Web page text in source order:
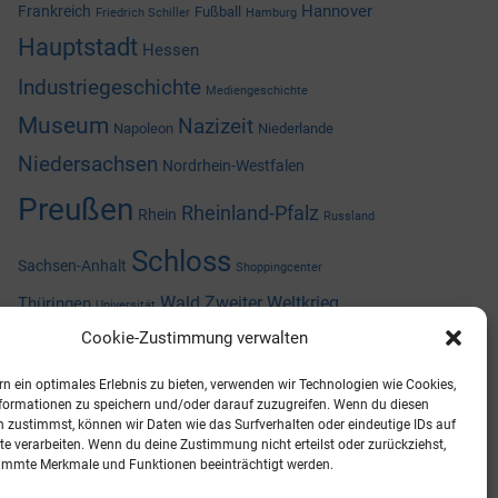
Cookie-Zustimmung verwalten
ein optimales Erlebnis zu bieten, verwenden wir Technologien wie Cookies,
zu speichern und/oder darauf zuzugreifen. Wenn du diesen
zustimmst, können wir Daten wie das Surfverhalten oder eindeutige IDs auf
verarbeiten. Wenn du deine Zustimmung nicht erteilst oder zurückziehst,
Merkmale und Funktionen beeinträchtigt werden.
Frankreich Friedrich Schiller Fußball Hamburg Hannover
Hauptstadt Hessen
Industriegeschichte Mediengeschichte
Museum Napoleon Nazizeit Niederlande
Niedersachsen Nordrhein-Westfalen
Preußen Rhein Rheinland-Pfalz Russland
Sachsen-Anhalt Schloss Shoppingcenter
Thüringen Universität Wald Zweiter Weltkrieg
ARCHIV
https://archiv.ueberallistesbesser.de